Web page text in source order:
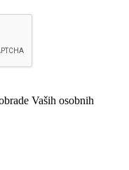
Vaših osobnih